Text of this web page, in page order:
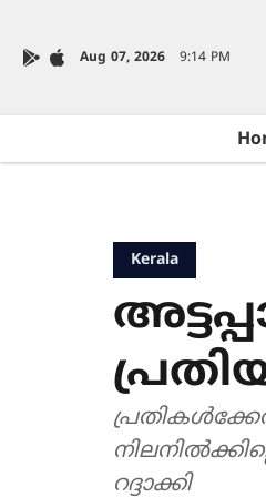
Aug 07, 2026 9:14 PM
Kerala
റദ്ദാക്കി